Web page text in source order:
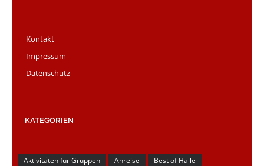
Kontakt
Impressum
Datenschutz
KATEGORIEN
Aktivitäten für Gruppen Anreise
Best of Halle